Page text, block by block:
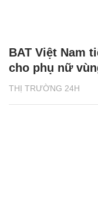
THỊ TRƯỜNG 24H
BAT Việt Nam
cho phụ nữ